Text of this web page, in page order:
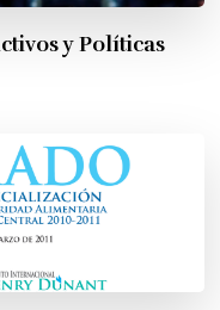
y Políticas